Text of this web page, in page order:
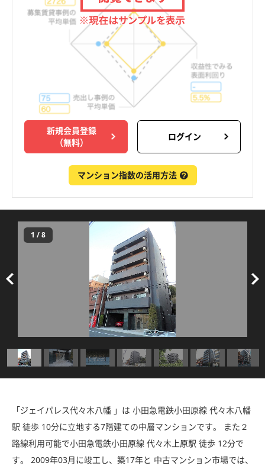
新規会員登録
（無料）
ログイン
マンション指数の活用方法
1 /8
「ジェイパレス代々木八幡 」は 小田急電鉄小田原線 代々木八幡
駅 徒歩 10分に立地する7階建ての中層マンションです。 また２
路線利用可能で小田急電鉄小田原線 代々木上原駅 徒歩 12分で
す。 2009年03月に竣工し、築17年と 中古マンション市場では、